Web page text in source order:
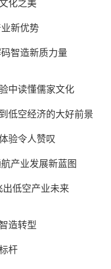
化之美
新优势
智造新质力量
中读懂儒家文化
低空经济的大好前景
验令人赞叹
产业发展新蓝图
出低空产业未来
造转型
杆